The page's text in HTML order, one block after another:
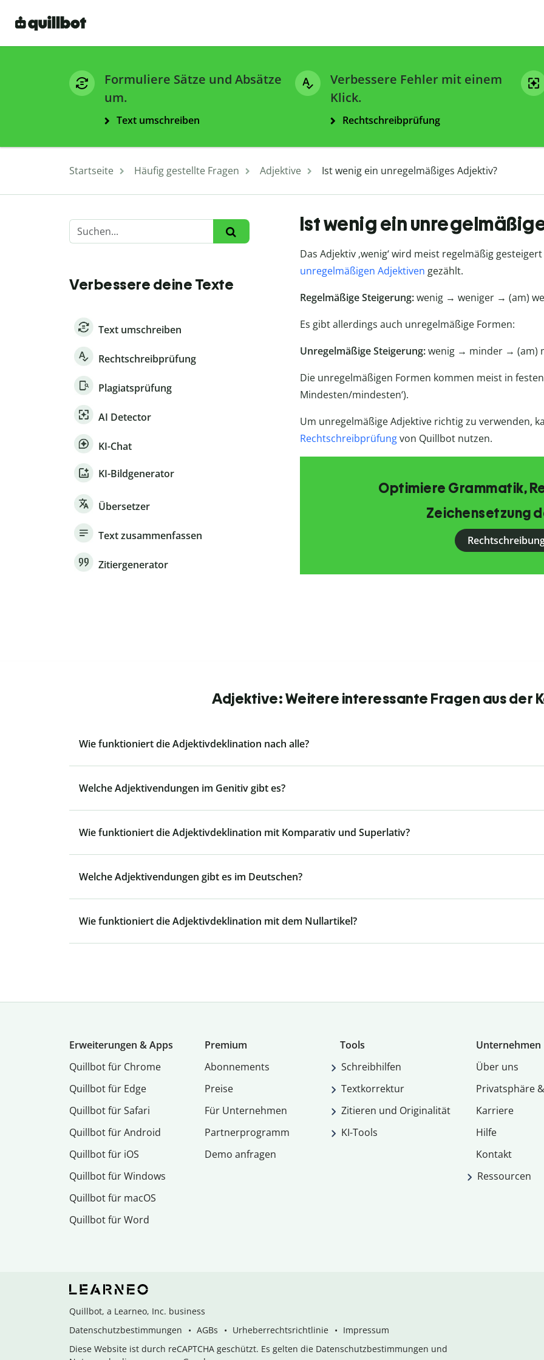
Formuliere Sätze und Absätze
um.
Text umschreiben
Verbessere Fehler mit einem
Klick.
Rechtschreibprüfung
Startseite Häufig gestellte Fragen Adjektive Ist wenig ein unregelmäßiges Adjektiv?
Verbessere deine Texte
Text umschreiben
Rechtschreibprüfung
Plagiatsprüfung
AI Detector
KI-Chat
KI-Bildgenerator
Übersetzer
Text zusammenfassen
Zitiergenerator
Ist wenig ein
Das Adjektiv ‚wenig‘ wird meist regelmäßig
unregelmäßigen Adjektiven gezählt.
Regelmäßige Steigerung:wenig → weniger → (am)
Es gibt allerdings auch unregelmäßige Formen:
Unregelmäßige Steigerung:wenig → minder → (am)
Die unregelmäßigen Formen kommen meist in
Mindesten/mindesten‘).
Um unregelmäßige Adjektive richtig zu verwenden,
Rechtschreibprüfungvon Quillbot nutzen.
Optimiere Grammatik,
Zeichensetzung
Adjektive: Weitere interessante Fragen aus der
Wie funktioniert die Adjektivdeklination nach alle?
Welche Adjektivendungen im Genitiv gibt es?
Wie funktioniert die Adjektivdeklination mit Komparativ und Superlativ?
Welche Adjektivendungen gibt es im Deutschen?
Wie funktioniert die Adjektivdeklination mit dem Nullartikel?
Erweiterungen & Apps
Quillbot für Chrome
Quillbot für Edge
Quillbot für Safari
Quillbot für Android
Quillbot für iOS
Quillbot für Windows
Quillbot für macOS
Quillbot für Word
Premium
Abon­ne­ments
Preise
Für Unternehmen
Partnerprogramm
Demo anfragen
Tools
Schreibhilfen
Textkorrektur
Zitieren und Originalität
KI-Tools
Unternehmen
Über uns
Privatsphäre
Karriere
Hilfe
Kontakt
Ressourcen
Quillbot, a Learneo, Inc. business
Datenschutzbestimmungen
AGBs Urheberrechtsrichtlinie
Impressum
Diese Website ist durch reCAPTCHA geschützt. Es gelten die Datenschutzbestimmungen und